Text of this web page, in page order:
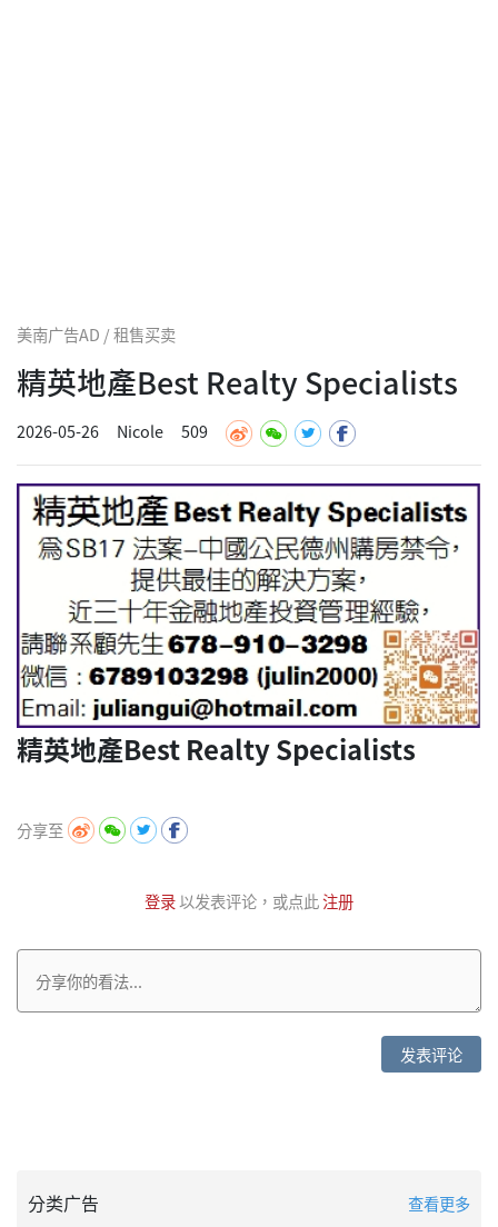
美南广告AD / 租售买卖
精英地產Best Realty Specialists
2026-05-26 Nicole 509
精英地產Best Realty Specialists
分享至
登录以发表评论，或点此注册
发表评论
分类广告 查看更多